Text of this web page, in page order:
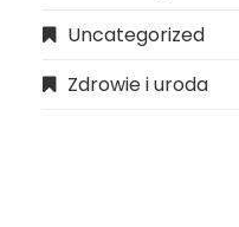
Uncategorized
Zdrowie i uroda